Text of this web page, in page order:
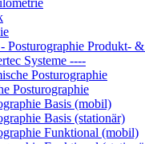
Posturographie Produkt-
Systeme ----
Posturographie
Posturographie
Basis (mobil)
Basis (stationär)
Funktional (mobil)